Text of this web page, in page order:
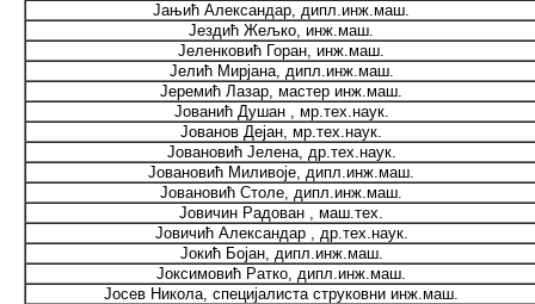
Јањић Александар, дипл.инж.маш.
Јездић Жељко, инж.маш.
Јеленковић Горан, инж.маш.
Јелић Мирјана, дипл.инж.маш.
Јеремић Лазар, мастер инж.маш.
Јованић Душан , мр.тех.наук.
Јованов Дејан, мр.тех.наук.
Јовановић Јелена, др.тех.наук.
Јовановић Миливоје, дипл.инж.маш.
Јовановић Столе, дипл.инж.маш.
Јовичин Радован , маш.тех.
Јовичић Александар , др.тех.наук.
Јокић Бојан, дипл.инж.маш.
Јоксимовић Ратко, дипл.инж.маш.
Јосев Никола, специјалиста струковни инж.маш.